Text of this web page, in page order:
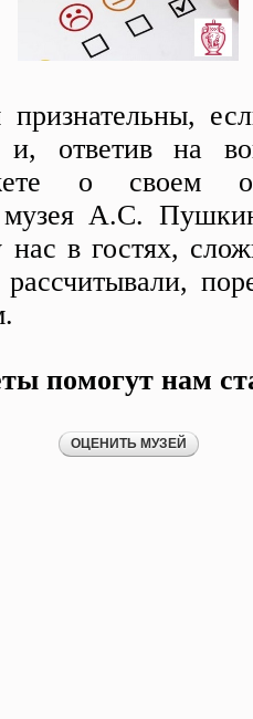
и, ответив на
о своем
музея А.С.
в гостях,
помогут нам